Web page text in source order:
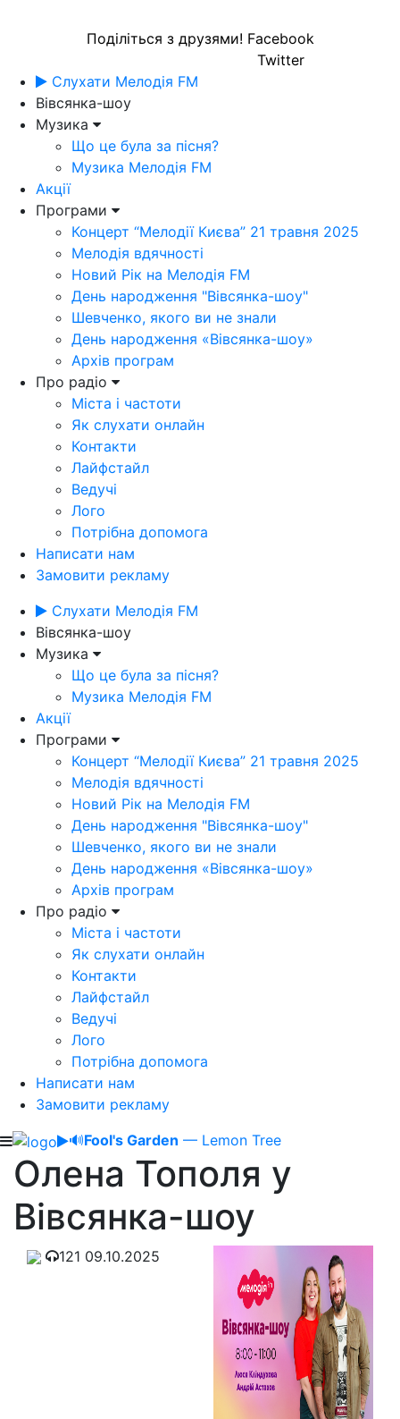
Поділіться з друзями! Facebook
Twitter
Слухати Мелодія FM
Вівсянка-шоу
Музика
Що це була за пісня?
Музика Мелодія FM
Акції
Програми
Концерт “Мелодії Києва” 21 травня 2025
Мелодія вдячності
Новий Рік на Мелодія FM
День народження "Вівсянка-шоу"
Шевченко, якого ви не знали
День народження «Вівсянка-шоу»
Архів програм
Про радіо
Міста і частоти
Як слухати онлайн
Контакти
Лайфстайл
Ведучі
Лого
Потрібна допомога
Написати нам
Замовити рекламу
Слухати Мелодія FM
Вівсянка-шоу
Музика
Що це була за пісня?
Музика Мелодія FM
Акції
Програми
Концерт “Мелодії Києва” 21 травня 2025
Мелодія вдячності
Новий Рік на Мелодія FM
День народження "Вівсянка-шоу"
Шевченко, якого ви не знали
День народження «Вівсянка-шоу»
Архів програм
Про радіо
Міста і частоти
Як слухати онлайн
Контакти
Лайфстайл
Ведучі
Лого
Потрібна допомога
Написати нам
Замовити рекламу
🔊Fool's Garden — Lemon Tree
Олена Тополя у
Вівсянка-шоу
121 09.10.2025